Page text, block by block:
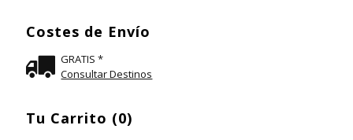
Costes de Envío
GRATIS *
Consultar Destinos
Tu Carrito (0)